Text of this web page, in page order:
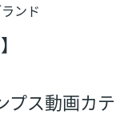
ンド
プス動画カテ